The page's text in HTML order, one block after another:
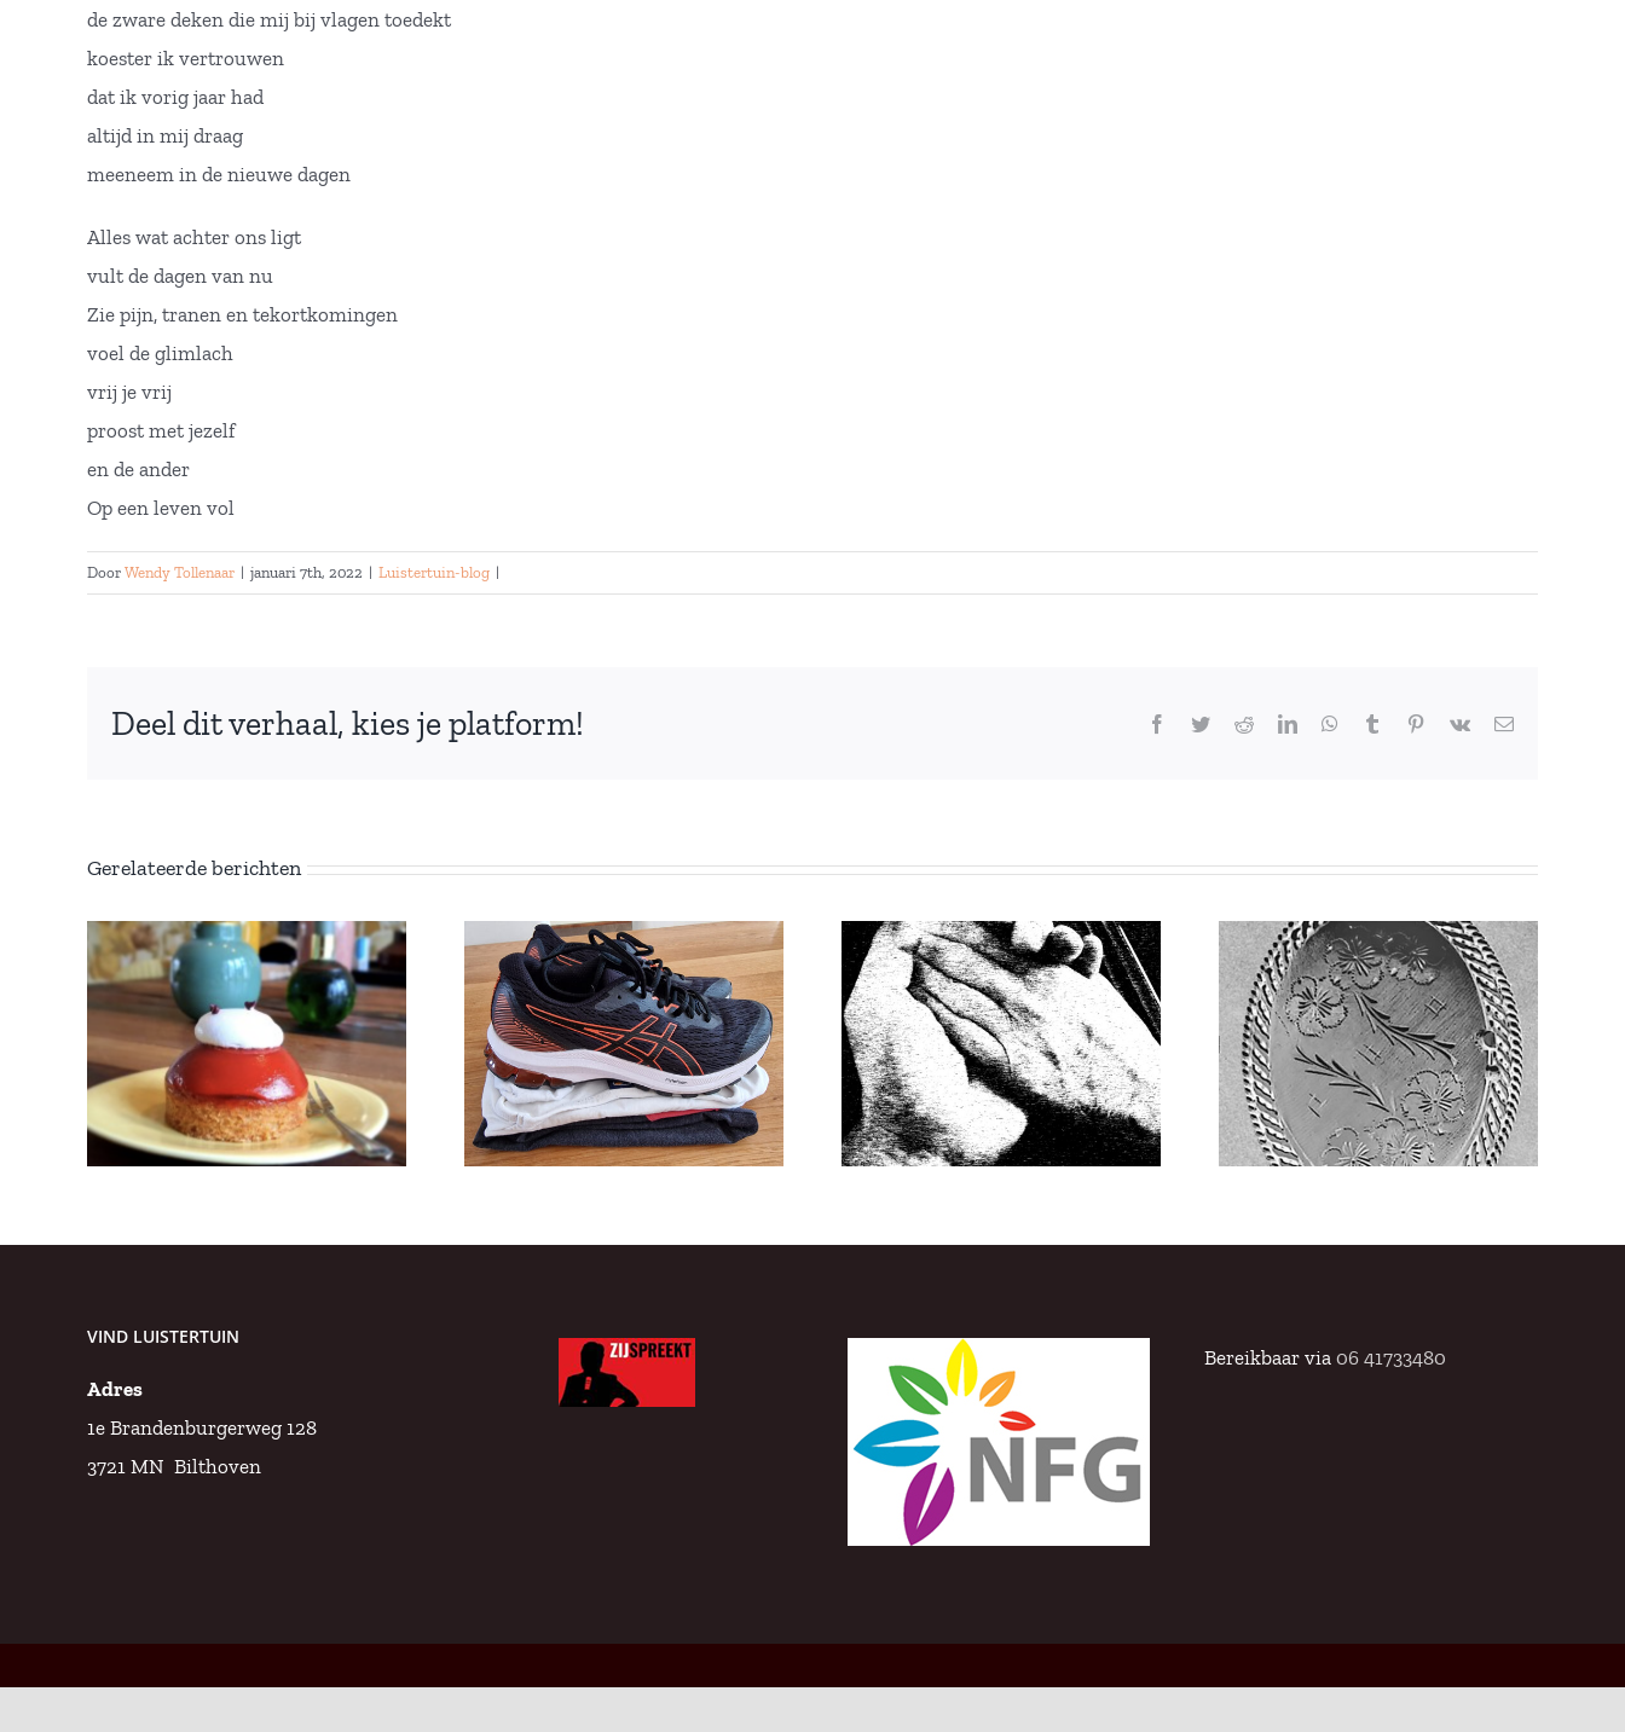
de zware deken die mij bij vlagen toedekt
koester ik vertrouwen
dat ik vorig jaar had
altijd in mij draag
meeneem in de nieuwe dagen
Alles wat achter ons ligt
vult de dagen van nu
Zie pijn, tranen en tekortkomingen
voel de glimlach
vrij je vrij
proost met jezelf
en de ander
Op een leven vol
Door Wendy Tollenaar | januari 7th, 2022 | Luistertuin-blog |
Deel dit verhaal, kies je platform! Facebook
TwitterRedditLinkedInWhatsApp
Tumblr Pinterest
Vk
E-
Gerelateerde berichten
Boek ‘Mijn eerste
euthanasie’
Mijn eerste
euthanasie;
verhalen van
huisartsen
Liefde gaat niet
dood
VIND LUISTERTUIN
Adres
1e Brandenburgerweg 128
3721 MN Bilthoven
Bereikbaar via 06 41733480